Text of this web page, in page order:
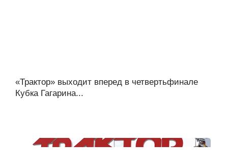
«Трактор» выходит вперед в четвертьфинале
Кубка Гагарина...